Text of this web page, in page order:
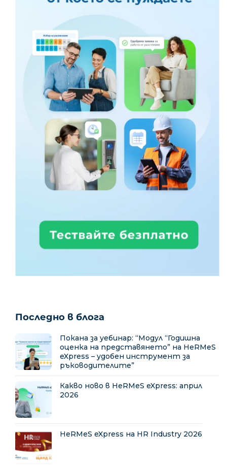
Последно в блога
Покана за уебинар: “Модул “Годишна
оценка на представянето” на HeRMeS
eXpress – удобен инструмент за
ръководителите”
Какво ново в HeRMeS eXpress: април
2026
HeRMeS eXpress на HR Industry 2026